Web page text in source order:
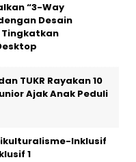
“3-Way
Desain
Tingkatkan
TUKR Rayakan 10
Ajak Anak Peduli
Inklusif
1